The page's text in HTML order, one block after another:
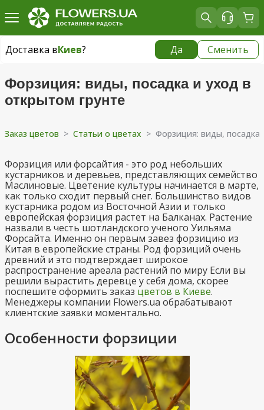
Доставка вКиев? Да Сменить
Доставка вКиев
Форзиция: виды, посадка и уход в
открытом грунте
Заказ цветов > Статьи о цветах > Форзиция: виды, посадка
Форзиция или форсайтия - это род небольших
кустарников и деревьев, представляющих семейство
Маслиновые. Цветение культуры начинается в марте,
как только сходит первый снег. Большинство видов
кустарника родом из Восточной Азии и только
европейская форзиция растет на Балканах. Растение
назвали в честь шотландского ученого Уильяма
Форсайта. Именно он первым завез форзицию из
Китая в европейские страны. Род форзиций очень
древний и это подтверждает широкое
распространение ареала растений по миру Если вы
решили вырастить деревце у себя дома, скорее
поспешите оформить заказ цветов в Киеве.
Менеджеры компании Flowers.ua обрабатывают
клиентские заявки моментально.
Особенности форзиции